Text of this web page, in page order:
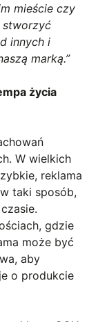
mieście czy
stworzyć
innych i
marką.”
życia
W wielkich
reklama
taki sposób,
gdzie
może być
aby
o produkcie